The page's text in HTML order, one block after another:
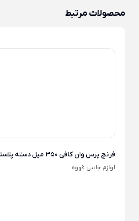
محصولات مرتبط
فرنچ پرس وان کافی 350 میل دسته پلاستیکی رنگ مشکی
لوازم جانبی قهوه